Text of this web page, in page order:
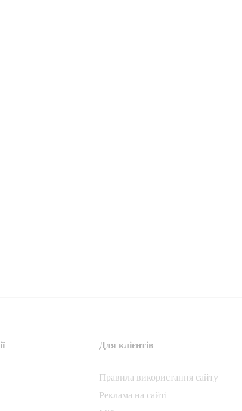
Для клієнтів
Правила використання сайту
Реклама на сайті